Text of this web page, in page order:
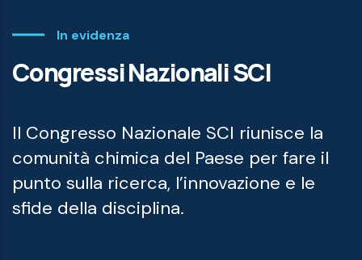
In evidenza
Congressi Nazionali SCI
Il Congresso Nazionale SCI riunisce la
comunità chimica del Paese per fare il
punto sulla ricerca, l’innovazione e le
sfide della disciplina.